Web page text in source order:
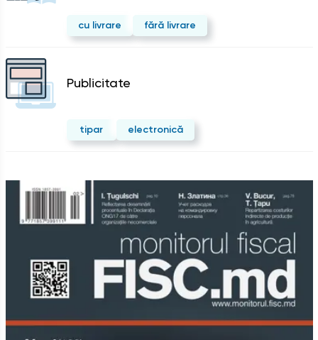
cu livrare fără livrare
Publicitate
tipar electronică